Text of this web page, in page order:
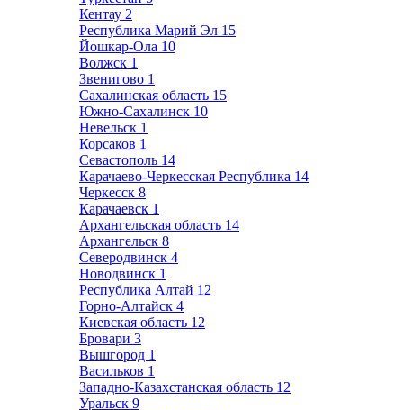
Кентау 2
Республика Марий Эл 15
Йошкар-Ола 10
Волжск 1
Звенигово 1
Сахалинская область 15
Южно-Сахалинск 10
Невельск 1
Корсаков 1
Севастополь 14
Карачаево-Черкесская Республика 14
Черкесск 8
Карачаевск 1
Архангельская область 14
Архангельск 8
Северодвинск 4
Новодвинск 1
Республика Алтай 12
Горно-Алтайск 4
Киевская область 12
Бровари 3
Вышгород 1
Васильков 1
Западно-Казахстанская область 12
Уральск 9